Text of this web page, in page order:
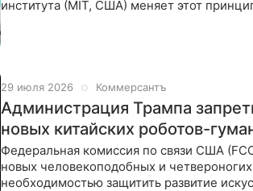
института (MIT, США) меняет этот
29 июля 2026 Коммерсантъ
Администрация Трампа
новых китайских роботов-
Федеральная комиссия по связи США
новых человекоподобных и
необходимостью защитить развитие